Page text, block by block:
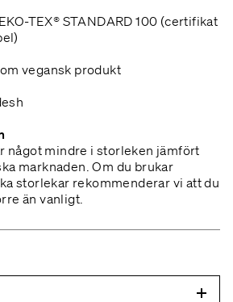
TEX® STANDARD 100 (certifikat
vegansk produkt
något mindre i storleken jämfört
marknaden. Om du brukar
storlekar rekommenderar vi att du
än vanligt.